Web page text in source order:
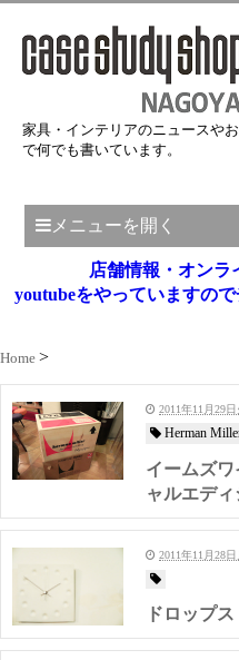
家具・インテリアのニュースや
で何でも書いています。
メニューを開く
店舗情報・オンラ
youtubeをやっていますの
Home
2011年11月29日
Herman
イームズ
ャルエディ
2011年11月28日
ドロップ